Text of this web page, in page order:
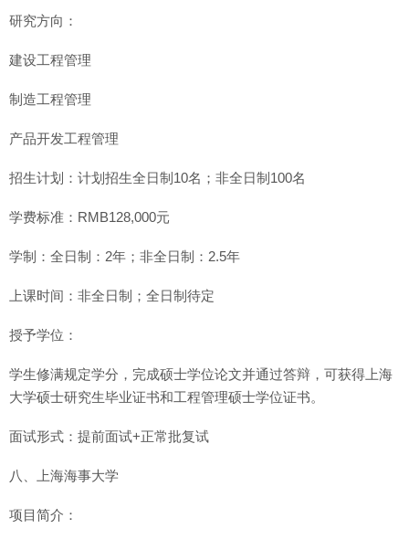
研究方向：
建设工程管理
制造工程管理
产品开发工程管理
招生计划：计划招生全日制10名；非全日制100名
学费标准：RMB128,000元
学制：全日制：2年；非全日制：2.5年
上课时间：非全日制；全日制待定
授予学位：
学生修满规定学分，完成硕士学位论文并通过答辩，可获得上海
大学硕士研究生毕业证书和工程管理硕士学位证书。
面试形式：提前面试+正常批复试
八、上海海事大学
项目简介：